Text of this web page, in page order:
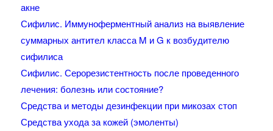
акне
Сифилис. Иммуноферментный анализ на выявление
суммарных антител класса M и G к возбудителю
сифилиса
Сифилис. Серорезистентность после проведенного
лечения: болезнь или состояние?
Средства и методы дезинфекции при микозах стоп
Средства ухода за кожей (эмоленты)